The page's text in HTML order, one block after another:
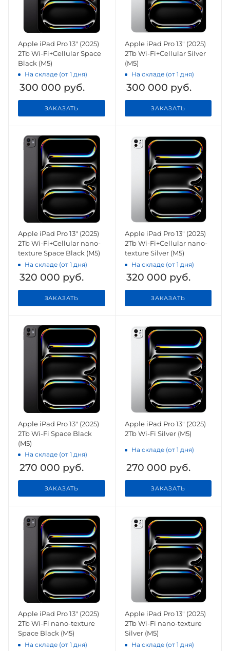
Apple iPad Pro 13" (2025)
2Tb Wi-Fi+Cellular Space
Black (M5)
На складе (от 1 дня)
300 000 руб.
ЗАКАЗАТЬ
Apple iPad Pro 13" (2025)
2Tb Wi-Fi+Cellular Silver
(M5)
На складе (от 1 дня)
300 000 руб.
ЗАКАЗАТЬ
Apple iPad Pro 13" (2025)
2Tb Wi-Fi+Cellular nano-
texture Space Black (M5)
На складе (от 1 дня)
320 000 руб.
ЗАКАЗАТЬ
Apple iPad Pro 13" (2025)
2Tb Wi-Fi+Cellular nano-
texture Silver (M5)
На складе (от 1 дня)
320 000 руб.
ЗАКАЗАТЬ
Apple iPad Pro 13" (2025)
2Tb Wi-Fi Space Black
(M5)
На складе (от 1 дня)
270 000 руб.
ЗАКАЗАТЬ
Apple iPad Pro 13" (2025)
2Tb Wi-Fi Silver (M5)
На складе (от 1 дня)
270 000 руб.
ЗАКАЗАТЬ
Apple iPad Pro 13" (2025)
2Tb Wi-Fi nano-texture
Space Black (M5)
На складе (от 1 дня)
Apple iPad Pro 13" (2025)
2Tb Wi-Fi nano-texture
Silver (M5)
На складе (от 1 дня)